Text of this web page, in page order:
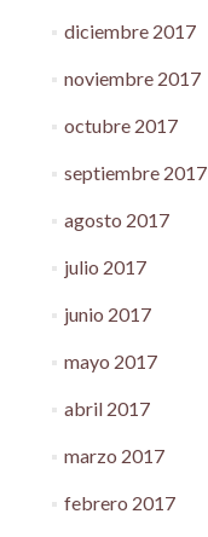
diciembre 2017
noviembre 2017
octubre 2017
septiembre 2017
agosto 2017
julio 2017
junio 2017
mayo 2017
abril 2017
marzo 2017
febrero 2017